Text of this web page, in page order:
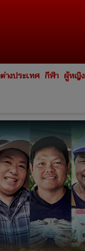
ต่างประเทศ กีฬา ผู้หญิง